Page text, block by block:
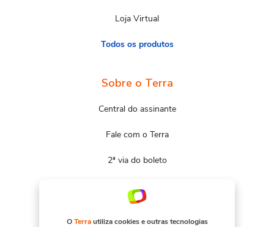
Loja Virtual
Todos os produtos
Sobre o Terra
Central do assinante
Fale com o Terra
2ª via do boleto
OTerrautiliza cookies e outras tecnologias